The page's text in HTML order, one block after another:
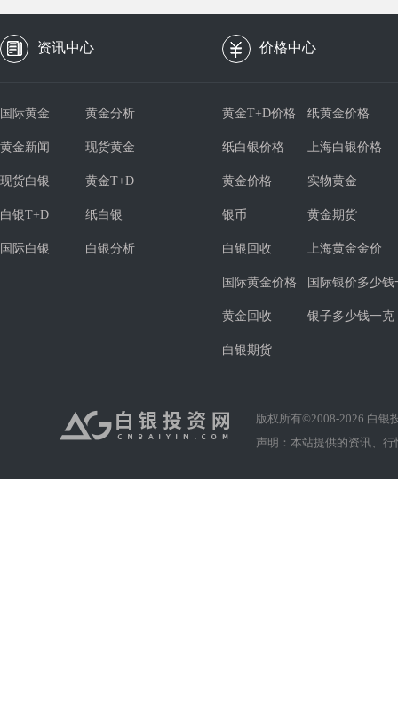
资讯中心 价格中心
国际黄金 黄金分析
黄金新闻 现货黄金
现货白银 黄金T+D
白银T+D 纸白银
国际白银 白银分析
黄金T+D价格 纸黄金价格
纸白银价格 上海白银价格
黄金价格 实物黄金
银币 黄金期货
白银回收 上海黄金金价
国际黄金价格 国际银价多少钱
黄金回收 银子多少钱一克
白银期货
版权所有©2008-2026 白银
声明：本站提供的资讯、